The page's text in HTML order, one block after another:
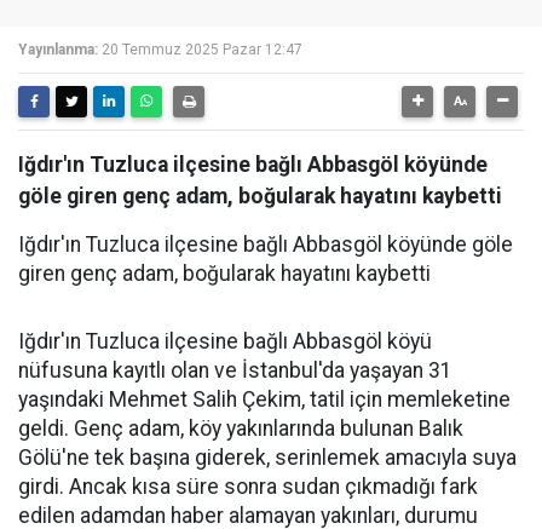
Yayınlanma: 20 Temmuz 2025 Pazar 12:47
Iğdır'ın Tuzluca ilçesine bağlı Abbasgöl köyünde
göle giren genç adam, boğularak hayatını kaybetti
Iğdır'ın Tuzluca ilçesine bağlı Abbasgöl köyünde göle
giren genç adam, boğularak hayatını kaybetti
Iğdır'ın Tuzluca ilçesine bağlı Abbasgöl köyü
nüfusuna kayıtlı olan ve İstanbul'da yaşayan 31
yaşındaki Mehmet Salih Çekim, tatil için memleketine
geldi. Genç adam, köy yakınlarında bulunan Balık
Gölü'ne tek başına giderek, serinlemek amacıyla suya
girdi. Ancak kısa süre sonra sudan çıkmadığı fark
edilen adamdan haber alamayan yakınları, durumu